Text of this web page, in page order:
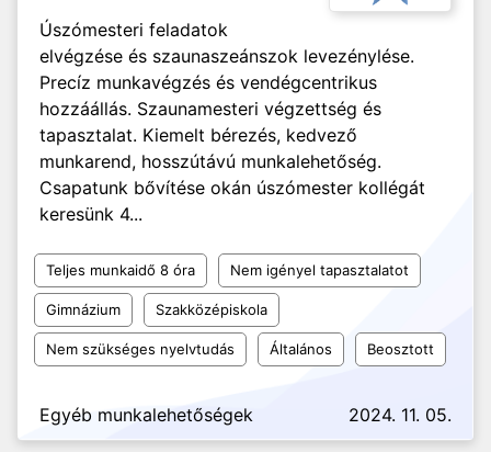
Úszómesteri feladatok
elvégzése és szaunaszeánszok levezénylése.
Precíz munkavégzés és vendégcentrikus
hozzáállás. Szaunamesteri végzettség és
tapasztalat. Kiemelt bérezés, kedvező
munkarend, hosszútávú munkalehetőség.
Csapatunk bővítése okán úszómester kollégát
keresünk 4...
Teljes munkaidő 8 óra Nem igényel tapasztalatot
Gimnázium Szakközépiskola
Nem szükséges nyelvtudás Általános Beosztott
Egyéb munkalehetőségek 2024. 11. 05.